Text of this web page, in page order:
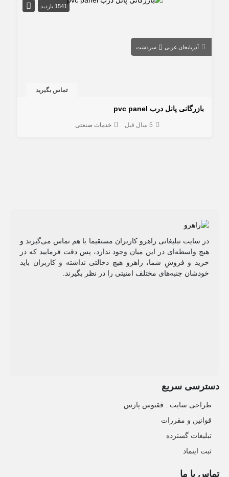
1541 بازدید
آذربایجان غربی سردشت
تماس بگیرید
بازرگانی پانل درب pvc panel
5 سال قبل خدمات صنعتی
در سایت تبلیغاتی راهرو کاربران مستقیما با هم تماس می‌گیرند و
هیچ واسطه‌ای در این میان وجود ندارد، پس دقت فرمایید که در
خرید و فروشِ شما، راهرو هیچ دخالتی نداشته و کاربران باید
خودشان جنبه‌های مختلف امنیتی را در نظر بگیرند.
دسترسی سریع
طراحی سایت :‌ ققنوس پارس
قوانین و مقررات
تبلیغات گسترده
ثبت اینماد
تماس با ما